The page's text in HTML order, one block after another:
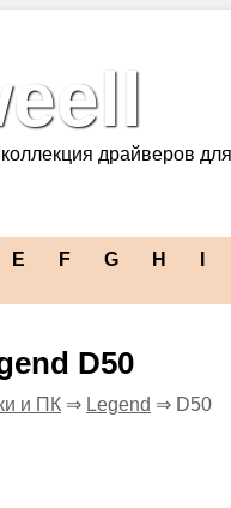
драйверов
E F G H
D50
и ПК ⇒ Legend ⇒ D50